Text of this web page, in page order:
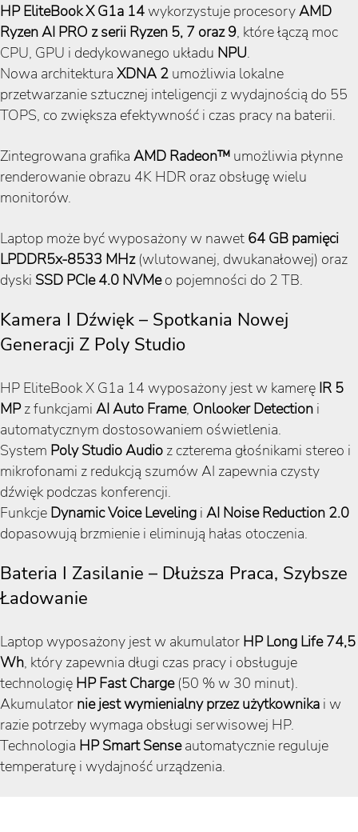
HP EliteBook X G1a 14wykorzystuje procesoryAMD
Ryzen AI PRO z serii Ryzen 5, 7 oraz 9, które łączą moc
CPU, GPU i dedykowanego układu NPU.
Nowa architektura XDNA 2 umożliwia lokalne
przetwarzanie sztucznej inteligencji z wydajnością do 55
TOPS, co zwiększa efektywność i czas pracy na baterii.
Zintegrowana grafika AMD Radeon™ umożliwia płynne
renderowanie obrazu 4K HDR oraz obsługę wielu
monitorów.
Laptop może być wyposażony w nawet 64 GB pamięci
LPDDR5x-8533 MHz(wlutowanej, dwukanałowej) oraz
dyski SSD PCIe 4.0 NVMeo pojemności do 2 TB.
Kamera I Dźwięk – Spotkania Nowej
Generacji Z Poly Studio
HP EliteBook X G1a 14 wyposażony jest w kamerę IR 5
MPz funkcjami AI Auto Frame, Onlooker Detection i
automatycznym dostosowaniem oświetlenia.
System Poly Studio Audio z czterema głośnikami stereo i
mikrofonami z redukcją szumów AI zapewnia czysty
dźwięk podczas konferencji.
Funkcje Dynamic Voice Leveling i AI Noise Reduction 2.0
dopasowują brzmienie i eliminują hałas otoczenia.
Bateria I Zasilanie – Dłuższa Praca, Szybsze
Ładowanie
Laptop wyposażony jest w akumulator HP Long Life 74,5
Wh, który zapewnia długi czas pracy i obsługuje
technologię HP Fast Charge(50 % w 30 minut).
Akumulator nie jest wymienialny przez użytkownika i w
razie potrzeby wymaga obsługi serwisowej HP.
Technologia HP Smart Senseautomatycznie reguluje
temperaturę i wydajność urządzenia.